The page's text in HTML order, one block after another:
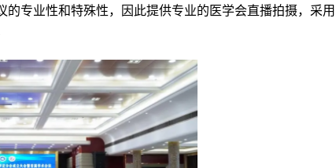
专业性和特殊性，因此提供专业的医学会直播拍摄，采